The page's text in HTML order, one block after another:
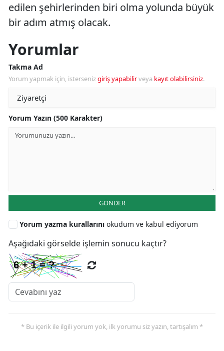
edilen şehirlerinden biri olma yolunda büyük
bir adım atmış olacak.
Yorumlar
Takma Ad
Yorum yapmak için, istersenizgiriş yapabilirveya kayıt olabilirsiniz.
Yorum Yazın (500 Karakter)
GÖNDER
Yorum yazma kurallarını okudum ve kabul ediyorum
Aşağıdaki görselde işlemin sonucu kaçtır?
* Bu içerik ile ilgili yorum yok, ilk yorumu siz yazın, tartışalım *